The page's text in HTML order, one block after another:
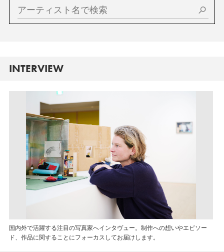
INTERVIEW
国内外で活躍する注目の写真家へインタヴュー。制作への想いやエピソー
ド、作品に関することにフォーカスしてお届けします。